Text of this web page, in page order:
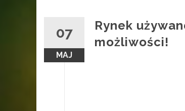
07
MAJ
Rynek
możliwości!